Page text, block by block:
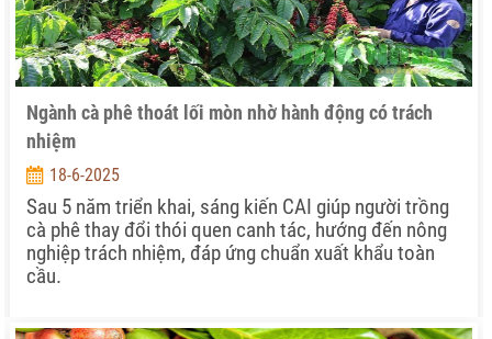
Ngành cà phê thoát lối mòn nhờ hành động có trách
nhiệm
18-6-2025
Sau 5 năm triển khai, sáng kiến CAI giúp người trồng
cà phê thay đổi thói quen canh tác, hướng đến nông
nghiệp trách nhiệm, đáp ứng chuẩn xuất khẩu toàn
cầu.